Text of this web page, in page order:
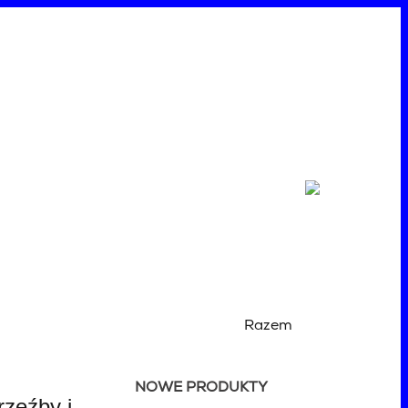
Razem
NOWE PRODUKTY